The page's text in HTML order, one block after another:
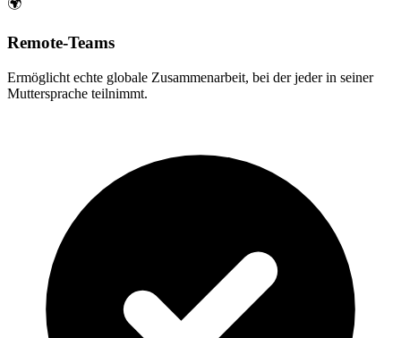
Remote-Teams
Ermöglicht echte globale Zusammenarbeit, bei der jeder in seiner
Muttersprache teilnimmt.